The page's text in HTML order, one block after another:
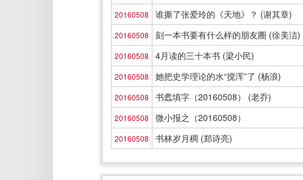
20160508 谁撕了张爱玲的《天地》？ (谢其章)
20160508 刻一本书要有什么样的朋友圈 (徐美洁)
20160508 4月读的三十本书 (梁小民)
20160508 她把史学理论的水“搅浑”了 (杨浪)
20160508 书蠹填字（20160508） (老乔)
20160508 微小报之（20160508）
20160508 书林岁月稠 (郑诗亮)